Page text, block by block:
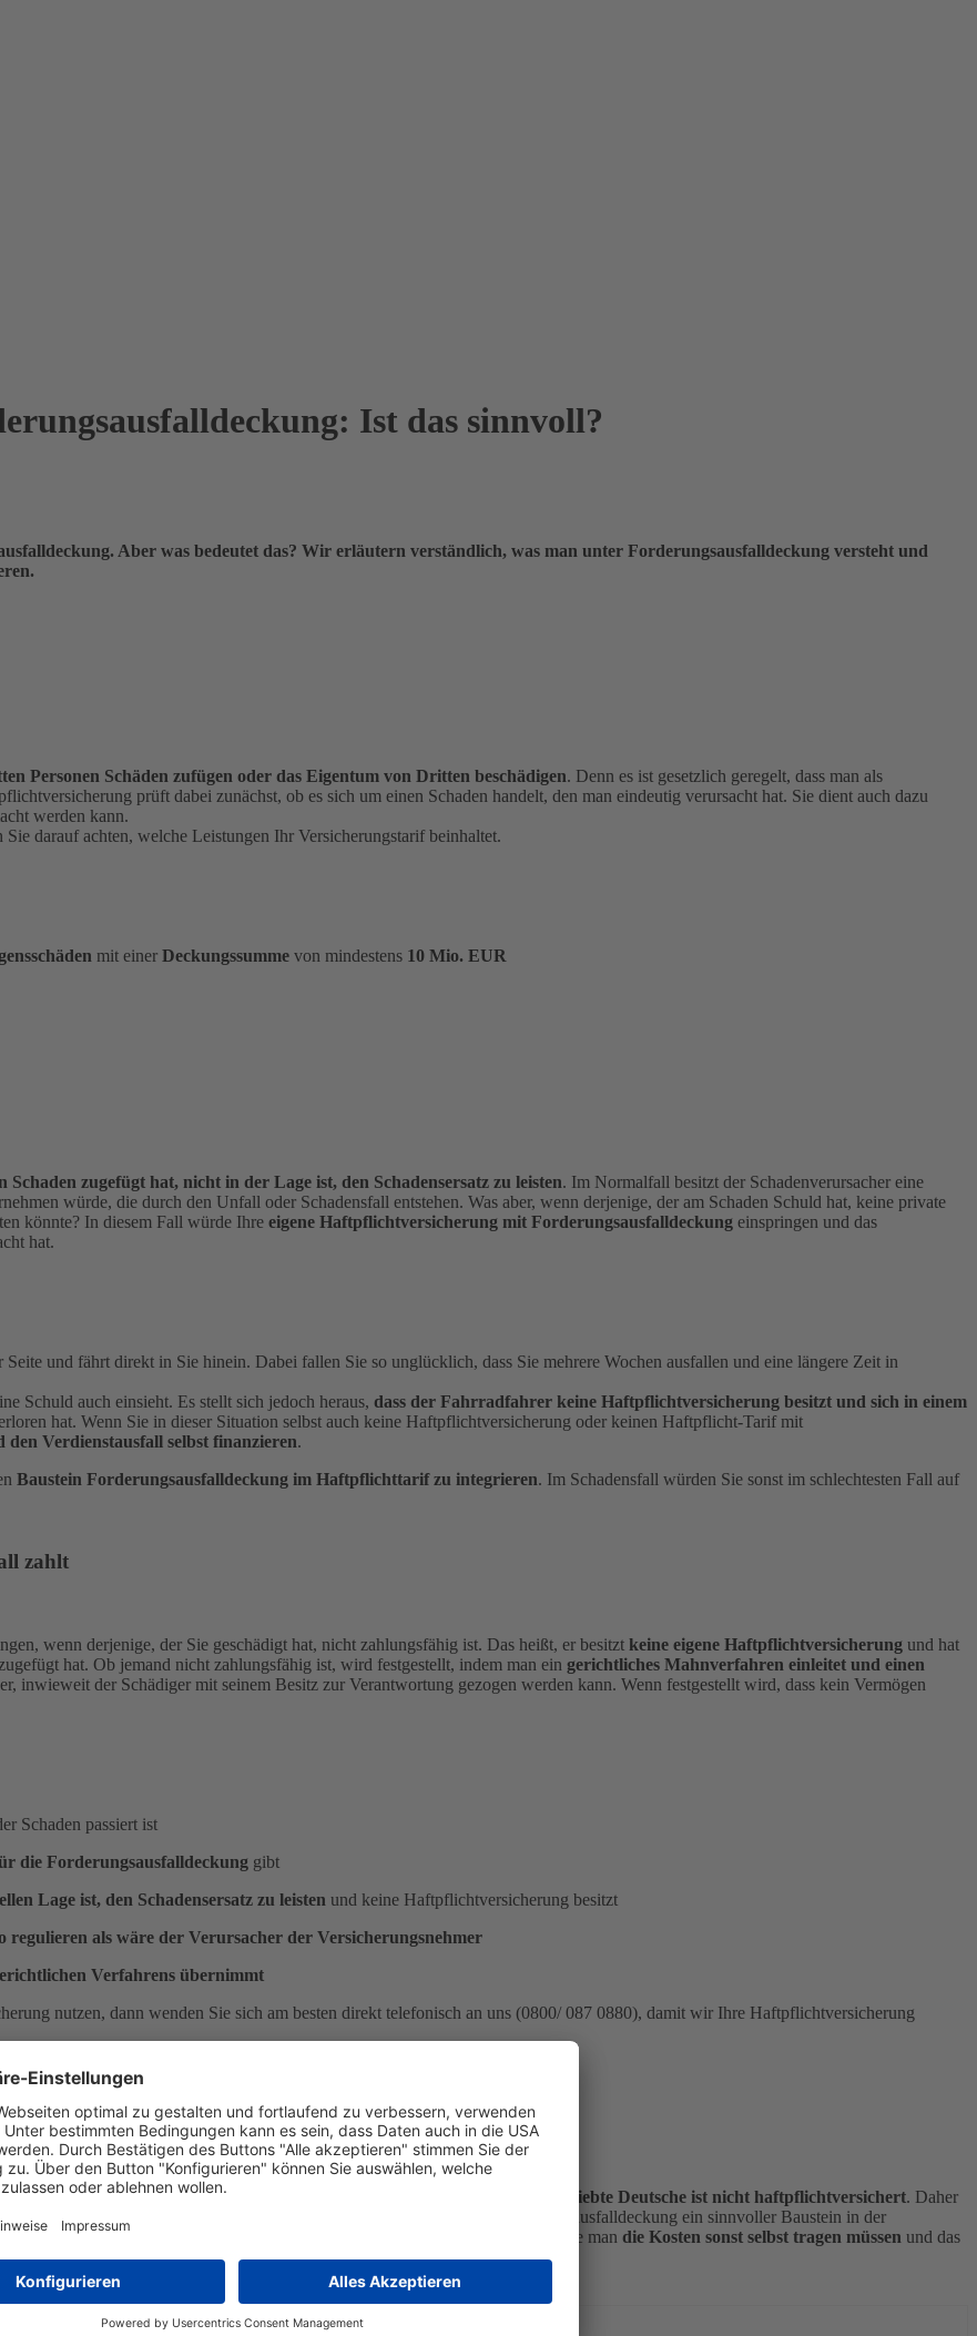
Ist das sinnvoll?
Aber was bedeutet das? Wir erläutern verständlich, was man unter Forderungsausfalldeckung versteht und
Personen Schäden zufügen oder das Eigentum von Dritten beschädigen. Denn es ist gesetzlich geregelt, dass man als
prüft dabei zunächst, ob es sich um einen Schaden handelt, den man eindeutig verursacht hat. Sie dient auch dazu
werden kann.
darauf achten, welche Leistungen Ihr Versicherungstarif beinhaltet.
mit einer Deckungssumme von mindestens 10 Mio. EUR
Schaden zugefügt hat, nicht in der Lage ist, den Schadensersatz zu leisten. Im Normalfall besitzt der Schadenverursacher eine
würde, die durch den Unfall oder Schadensfall entstehen. Was aber, wenn derjenige, der am Schaden Schuld hat, keine private
könnte? In diesem Fall würde Ihre eigene Haftpflichtversicherung mit Forderungsausfalldeckung einspringen und das
hat.
und fährt direkt in Sie hinein. Dabei fallen Sie so unglücklich, dass Sie mehrere Wochen ausfallen und eine längere Zeit in
Schuld auch einsieht. Es stellt sich jedoch heraus, dass der Fahrradfahrer keine Haftpflichtversicherung besitzt und sich in einem
hat. Wenn Sie in dieser Situation selbst auch keine Haftpflichtversicherung oder keinen Haftpflicht-Tarif mit
den Verdienstausfall selbst finanzieren.
Baustein Forderungsausfalldeckung im Haftpflichttarif zu integrieren. Im Schadensfall würden Sie sonst im schlechtesten Fall auf
zahlt
wenn derjenige, der Sie geschädigt hat, nicht zahlungsfähig ist. Das heißt, er besitzt keine eigene Haftpflichtversicherung und hat
hat. Ob jemand nicht zahlungsfähig ist, wird festgestellt, indem man ein gerichtliches Mahnverfahren einleitet und einen
inwieweit der Schädiger mit seinem Besitz zur Verantwortung gezogen werden kann. Wenn festgestellt wird, dass kein Vermögen
Schaden passiert ist
die Forderungsausfalldeckung gibt
Lage ist, den Schadensersatz zu leisten und keine Haftpflichtversicherung besitzt
regulieren als wäre der Verursacher der Versicherungsnehmer
Verfahrens übernimmt
nutzen, dann wenden Sie sich am besten direkt telefonisch an uns (0800/ 087 0880), damit wir Ihre Haftpflichtversicherung
, jedoch verzichten ganze 15% auf den wichtigen Basisschutz. Das heißt, jeder siebte Deutsche ist nicht haftpflichtversichert. Daher
der keine Haftpflichtversicherung besitzt. Für diesen Fall ist die Forderungsausfalldeckung ein sinnvoller Baustein in der
wenn der Verursacher nicht dazu in der Lage ist. Im schlimmsten Fall würde man die Kosten sonst selbst tragen müssen und das
enormen Umfang werden.